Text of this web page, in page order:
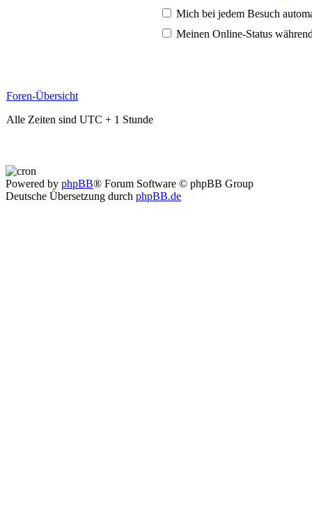
Mich bei jedem Besuch
Meinen Online-Status
Foren-Übersicht
Alle Zeiten sind UTC + 1 Stunde
Powered by phpBB® Forum Software © phpBB Group
Deutsche Übersetzung durch phpBB.de